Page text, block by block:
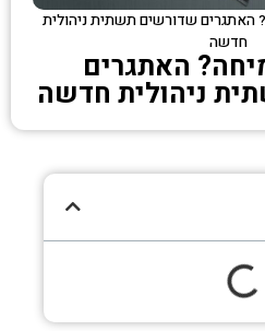
האתגרים
ניהולית חדשה
האתגרים שדורשים תשתית ניהולית
חדשה